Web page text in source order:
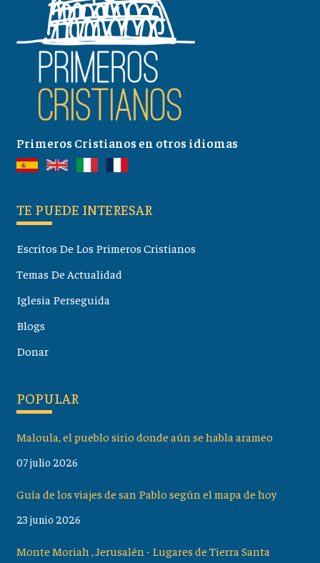
Primeros Cristianos en otros idiomas
TE PUEDE INTERESAR
Escritos De Los Primeros Cristianos
Temas De Actualidad
Iglesia Perseguida
Blogs
Donar
POPULAR
Maloula, el pueblo sirio donde aún se habla arameo
07 julio 2026
Guía de los viajes de san Pablo según el mapa de hoy
23 junio 2026
Monte Moriah , Jerusalén - Lugares de Tierra Santa